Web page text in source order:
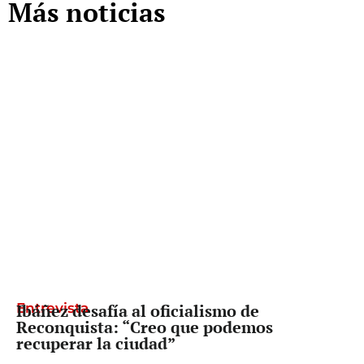
Más noticias
Entrevista
Ibáñez desafía al oficialismo de
Reconquista: “Creo que podemos
recuperar la ciudad”